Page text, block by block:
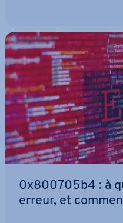
0x800705b4 : à
erreur, et